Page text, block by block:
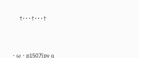
†･･･†･･･†
・ω・р150万pvｑ